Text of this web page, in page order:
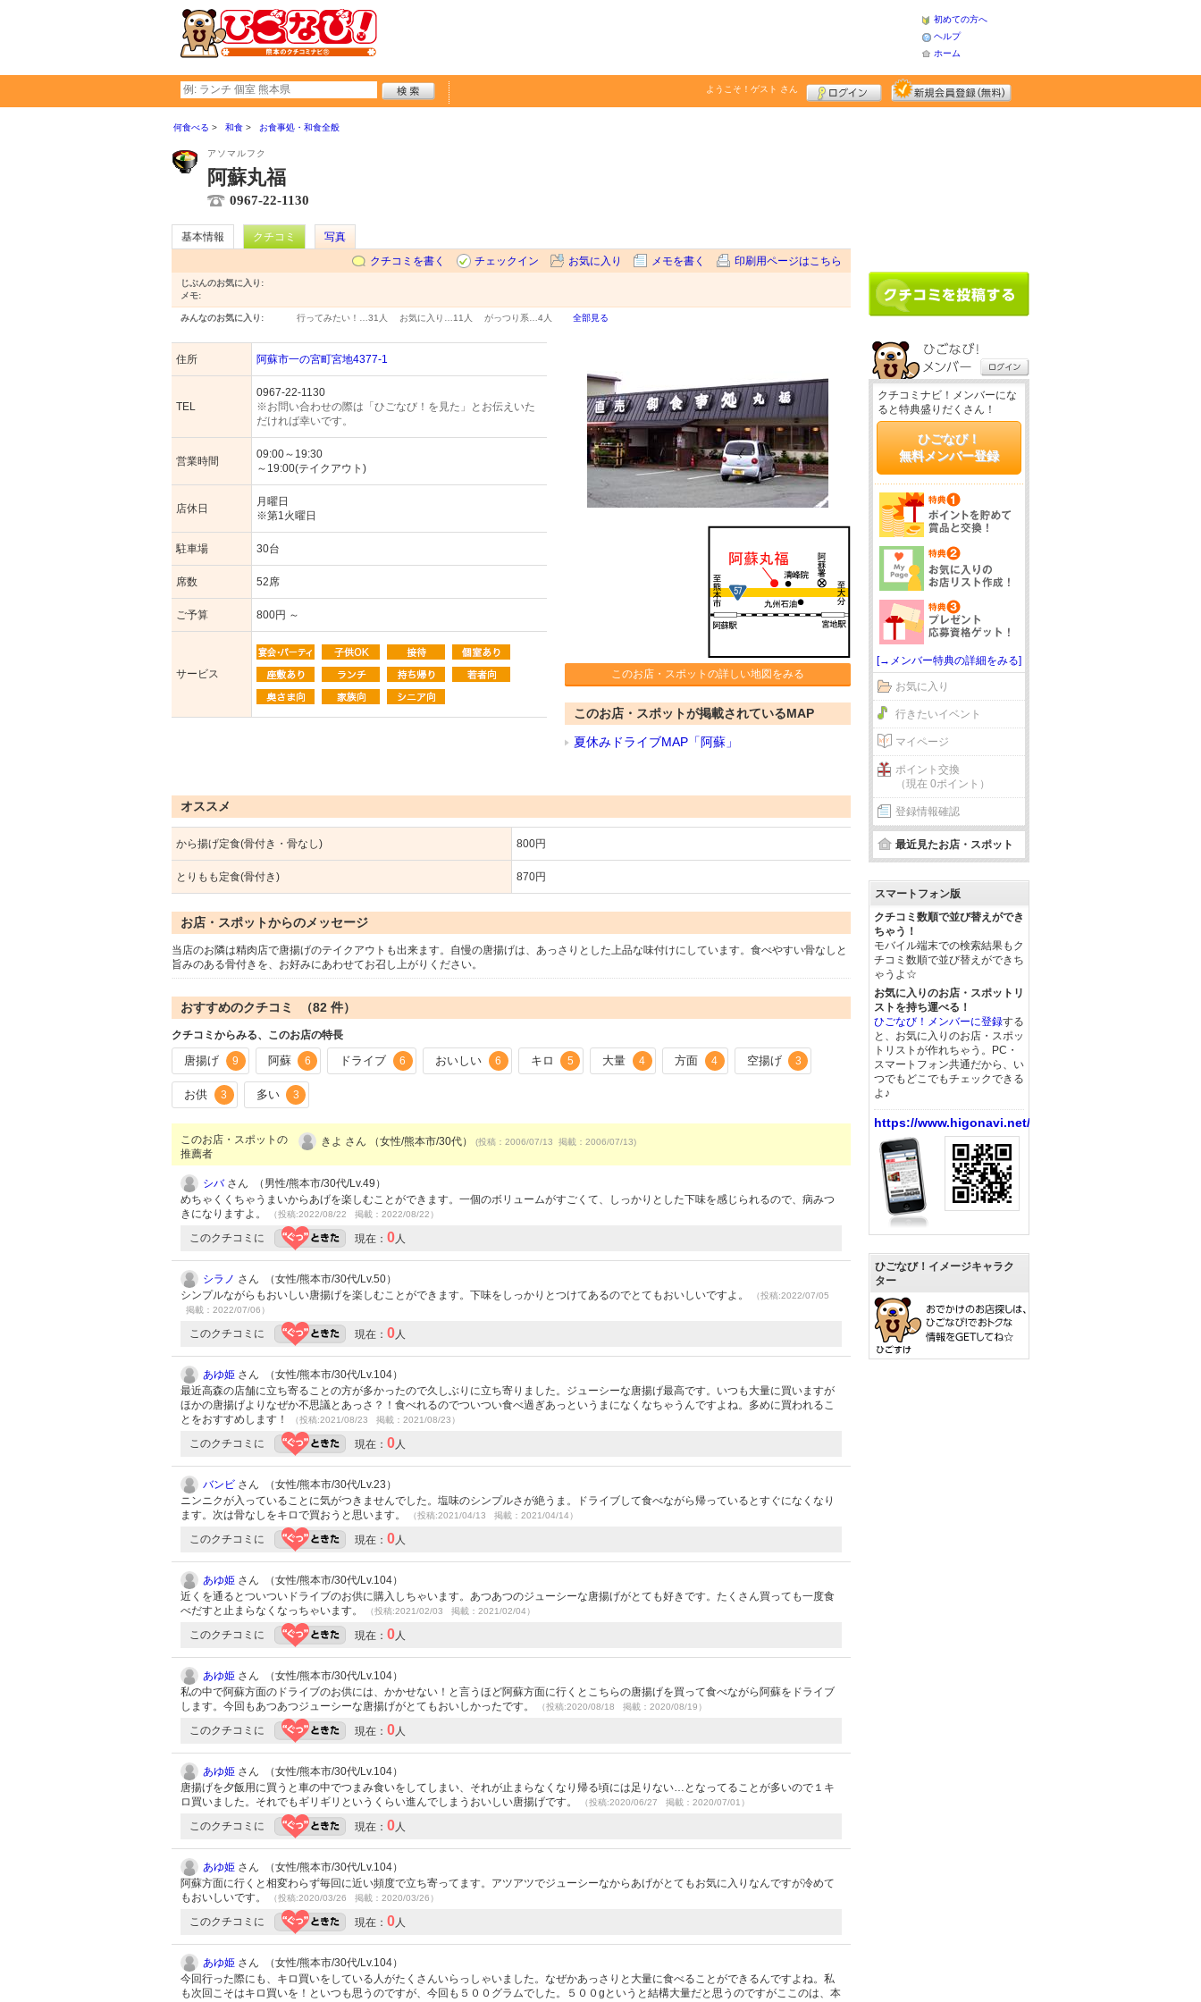
初めての方へ
ヘルプ
ホーム
ようこそ！ ゲスト さん
何食べる 和食 お食事処・和食全般
アソマルフク
阿蘇丸福
0967-22-1130
基本情報 クチコミ
写真
クチコミを書く
チェックイン お気に入り メモを書く 印刷用ページはこちら
じぶんのお気に入り:
メモ:
みんなのお気に入り: 行ってみたい！… 31人 お気に入り… 11人 がっつり系… 4人 全部見る
住所 阿蘇市一の宮町宮地4377-1
TEL
0967-22-1130
※お問い合わせの際は「ひごなび！を見た」とお伝えいた
だければ幸いです。
営業時間
09:00～19:30
～19:00(テイクアウト)
店休日
月曜日
※第1火曜日
駐車場 30台
席数 52席
ご予算 800円 ～
サービス このお店・スポットの詳しい地図をみる
このお店・スポットが掲載されているMAP
夏休みドライブMAP「阿蘇」
オススメ
から揚げ定食(骨付き・骨なし) 800円
とりもも定食(骨付き) 870円
お店・スポットからのメッセージ
当店のお隣は精肉店で唐揚げのテイクアウトも出来ます。自慢の唐揚げは、あっさりとした上品な味付けにしています。食べやすい骨なしと
旨みのある骨付きを、お好みにあわせてお召し上がりください。
おすすめのクチコミ （82 件）
クチコミからみる、このお店の特長
唐揚げ 9 阿蘇 6 ドライブ 6 おいしい 6 キロ 5 大量 4 方面 4 空揚げ 3
お供 3 多い 3
このお店・スポットの
推薦者
きよ さん （女性/熊本市/30代） (投稿：2006/07/13 掲載：2006/07/13)
シバさん （男性/熊本市/30代/Lv.49）
めちゃくくちゃうまいからあげを楽しむことができます。一個のボリュームがすごくて、しっかりとした下味を感じられるので、病みつ
きになりますよ。
（投稿:2022/08/22 掲載：2022/08/22）
このクチコミに 現在： 0人
シラノ さん （女性/熊本市/30代/Lv.50）
シンプルながらもおいしい唐揚げを楽しむことができます。下味をしっかりとつけてあるのでとてもおいしいですよ。
（投稿:2022/07/05
掲載：2022/07/06）
このクチコミに 現在： 0人
あゆ姫 さん （女性/熊本市/30代/Lv.104）
最近高森の店舗に立ち寄ることの方が多かったので久しぶりに立ち寄りました。ジューシーな唐揚げ最高です。いつも大量に買いますが
ほかの唐揚げよりなぜか不思議とあっさ？！食べれるのでついつい食べ過ぎあっというまになくなちゃうんですよね。多めに買われるこ
とをおすすめします！
（投稿:2021/08/23 掲載：2021/08/23）
このクチコミに 現在： 0人
バンビ さん （女性/熊本市/30代/Lv.23）
ニンニクが入っていることに気がつきませんでした。塩味のシンプルさが絶うま。ドライブして食べながら帰っているとすぐになくなり
ます。次は骨なしをキロで買おうと思います。
（投稿:2021/04/13 掲載：2021/04/14）
このクチコミに 現在： 0人
あゆ姫 さん （女性/熊本市/30代/Lv.104）
近くを通るとついついドライブのお供に購入しちゃいます。あつあつのジューシーな唐揚げがとても好きです。たくさん買っても一度食
べだすと止まらなくなっちゃいます。
（投稿:2021/02/03 掲載：2021/02/04）
このクチコミに 現在： 0人
あゆ姫 さん （女性/熊本市/30代/Lv.104）
私の中で阿蘇方面のドライブのお供には、かかせない！と言うほど阿蘇方面に行くとこちらの唐揚げを買って食べながら阿蘇をドライブ
します。今回もあつあつジューシーな唐揚げがとてもおいしかったです。
（投稿:2020/08/18 掲載：2020/08/19）
このクチコミに 現在： 0人
あゆ姫 さん （女性/熊本市/30代/Lv.104）
唐揚げを夕飯用に買うと車の中でつまみ食いをしてしまい、それが止まらなくなり帰る頃には足りない…となってることが多いので１キ
ロ買いました。それでもギリギリというくらい進んでしまうおいしい唐揚げです。
（投稿:2020/06/27 掲載：2020/07/01）
このクチコミに 現在： 0人
あゆ姫 さん （女性/熊本市/30代/Lv.104）
阿蘇方面に行くと相変わらず毎回に近い頻度で立ち寄ってます。アツアツでジューシーなからあげがとてもお気に入りなんですが冷めて
もおいしいです。
（投稿:2020/03/26 掲載：2020/03/26）
このクチコミに 現在： 0人
あゆ姫 さん （女性/熊本市/30代/Lv.104）
今回行った際にも、キロ買いをしている人がたくさんいらっしゃいました。なぜかあっさりと大量に食べることができるんですよね。私
も次回こそはキロ買いを！といつも思うのですが、今回も５００グラムでした。５００gというと結構大量だと思うのですがここのは、本
クチコミナビ！メンバーにな
ると特典盛りだくさん！
ひごなび！
無料メンバー登録
[→メンバー特典の詳細をみる]
お気に入り
行きたいイベント
マイページ
ポイント交換
（現在 0ポイント）
登録情報確認
最近見たお店・スポット
スマートフォン版
クチコミ数順で並び替えができ
ちゃう！
モバイル端末での検索結果もク
チコミ数順で並び替えができち
ゃうよ☆
お気に入りのお店・スポットリ
ストを持ち運べる！
ひごなび！メンバーに登録する
と、お気に入りのお店・スポッ
トリストが作れちゃう。PC・
スマートフォン共通だから、い
つでもどこでもチェックできる
よ♪
https://www.higonavi.net/
ひごなび！イメージキャラク
ター